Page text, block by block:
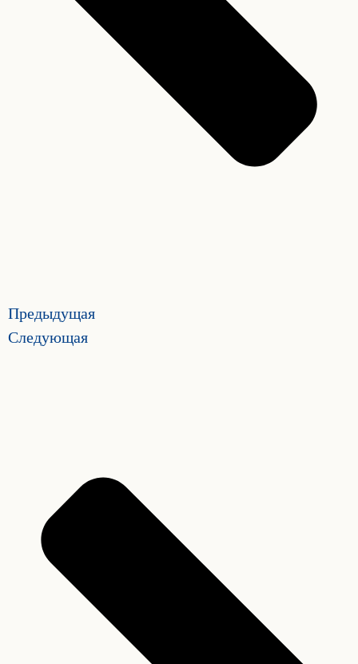
Предыдущая
Следующая